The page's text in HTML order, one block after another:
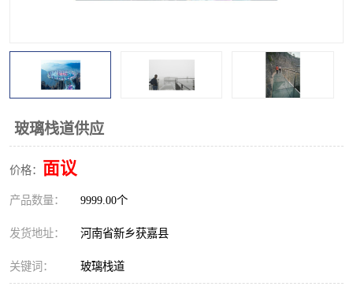
玻璃栈道供应
价格： 面议
产品数量： 9999.00个
发货地址： 河南省新乡获嘉县
关键词： 玻璃栈道
拓展器材 丛林穿越设备
玻璃栈道